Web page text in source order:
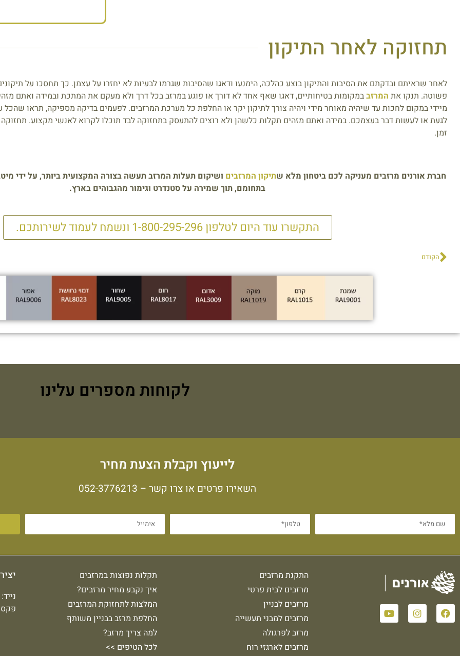
תחזוקה לאחר התיקון
לאחר שראיתם ובדקתם את הסיבות והתיקון בוצע כהלכה, הימנעו ודאגו שהסיבות שגרמו לבעיות לא יחזרו על עצמן. כך תחסכו על
פשוטה. תנקו את המרזבבמקומות בטיחותיים, דאגו שאף אחד לא דורך או פוגע במרזב בכל דרך ולא מעקם את המתכת ובמידה ואתם
מיידי במקום לחכות עד שיהיה מאוחר מידי ויהיה צורך לתיקון יקר או החלפת כל מערכת המרזבים. לפעמים בדיקה מספיקה, תראו שהכל
לגעת או לעשות דבר בעצמכם. במידה ואתם מזהים תקלות כלשהן ולא רוצים להתעסק בתחזוקה לבד תוכלו לקרוא לאנשי מקצוע.
זמן.
חברת אורנים מרזבים מעניקה לכם ביטחון מלא שתיקון המרזבים ושיקום תעלות המרזב תעשה בצורה המקצועית ביותר, על ידי
בתחומם, תוך שמירה על סטנדרט וגימור מהגבוהים בארץ.
התקשרו עוד היום לטלפון 1-800-295-296 ונשמח לעמוד לשירותכם.
הקודם
לקוחות מספרים עלינו
לייעוץ וקבלת הצעת מחיר
השאירו פרטים או צרו קשר – 052-3776213
התקנת מרזבים
מרזבים לבית פרטי
מרזבים לבניין
מרזבים למבני תעשייה
מרזב לפרגולה
מרזבים לארגזי רוח
תקלות נפוצות במרזבים
איך נקבע מחיר מרזבים?
המלצות לתחזוקת המרזבים
החלפת מרזב בבניין משותף
למה צריך מרזב?
לכל הטיפים >>
נייד:
פקס: 08-